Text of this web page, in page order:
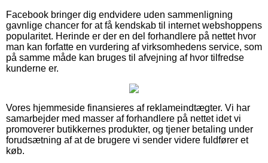
Facebook bringer dig endvidere uden sammenligning
gavnlige chancer for at få kendskab til internet webshoppens
popularitet. Herinde er der en del forhandlere på nettet hvor
man kan forfatte en vurdering af virksomhedens service, som
på samme måde kan bruges til afvejning af hvor tilfredse
kunderne er.
Vores hjemmeside finansieres af reklameindtægter. Vi har
samarbejder med masser af forhandlere på nettet idet vi
promoverer butikkernes produkter, og tjener betaling under
forudsætning af at de brugere vi sender videre fuldfører et
køb.